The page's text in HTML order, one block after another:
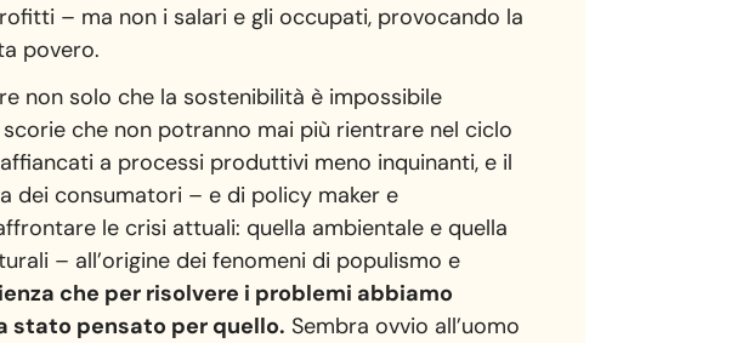
– ma non i salari e gli occupati, provocando la
povero.
non solo che la sostenibilità è impossibile
che non potranno mai più rientrare nel ciclo
a processi produttivi meno inquinanti, e il
dei consumatori – e di policy maker e
le crisi attuali: quella ambientale e quella
– all’origine dei fenomeni di populismo e
che per risolvere i problemi abbiamo
stato pensato per quello. Sembra ovvio all’uomo